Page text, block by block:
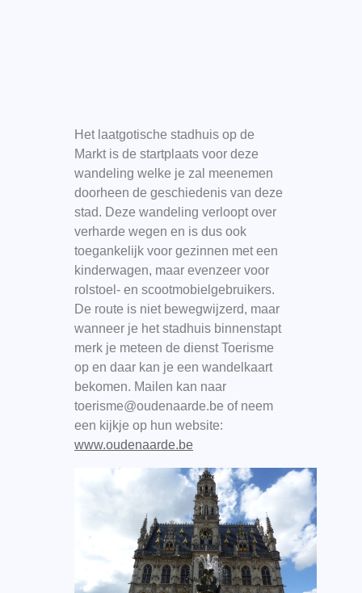
Het laatgotische stadhuis op de
Markt is de startplaats voor deze
wandeling welke je zal meenemen
doorheen de geschiedenis van deze
stad. Deze wandeling verloopt over
verharde wegen en is dus ook
toegankelijk voor gezinnen met een
kinderwagen, maar evenzeer voor
rolstoel- en scootmobielgebruikers.
De route is niet bewegwijzerd, maar
wanneer je het stadhuis binnenstapt
merk je meteen de dienst Toerisme
op en daar kan je een wandelkaart
bekomen. Mailen kan naar
toerisme@oudenaarde.be of neem
een kijkje op hun website:
www.oudenaarde.be